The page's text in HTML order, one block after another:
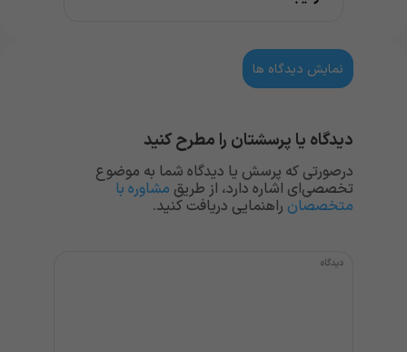
نمایش دیدگاه ها
دیدگاه یا پرسشتان را مطرح کنید
درصورتی که پرسش یا دیدگاه شما به موضوع
تخصصی‌ای اشاره دارد، از طریق مشاوره با
متخصصان راهنمایی دریافت کنید.